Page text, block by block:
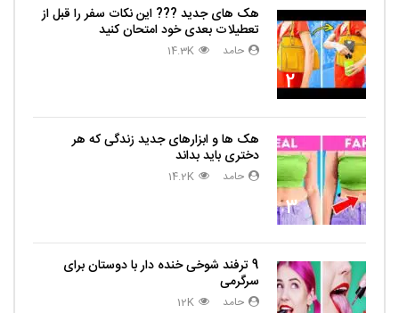
2
هک های جدید ??️? این نکات سفر را قبل از
تعطیلات بعدی خود امتحان کنید
حامد 14.3K
3
هک ها و ابزارهای جدید زندگی که هر
دختری باید بداند
حامد 14.2K
9 ترفند شوخی خنده دار با دوستان برای
سرگرمی
حامد 12K